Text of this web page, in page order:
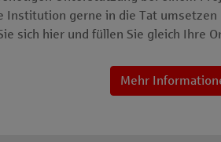
Institution gerne in die Tat umsetzen
sich hier und füllen Sie gleich Ihre
Mehr